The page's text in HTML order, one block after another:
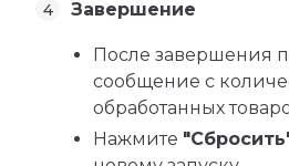
Завершение
После завершения
сообщение с
обработанных
Нажмите